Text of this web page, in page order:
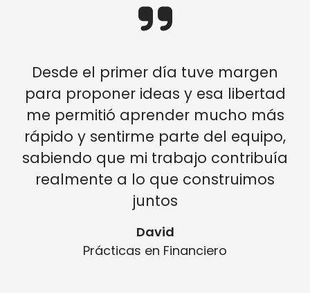
Desde el primer día tuve margen
para proponer ideas y esa libertad
me permitió aprender mucho más
rápido y sentirme parte del equipo,
sabiendo que mi trabajo contribuía
realmente a lo que construimos
juntos
David
Prácticas en Financiero